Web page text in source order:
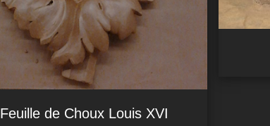
Feuille de Choux Louis XVI